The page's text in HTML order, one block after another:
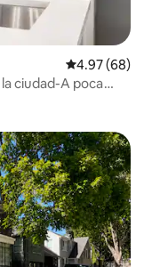
Calificación
4.97 (68)
ciudad-A poca